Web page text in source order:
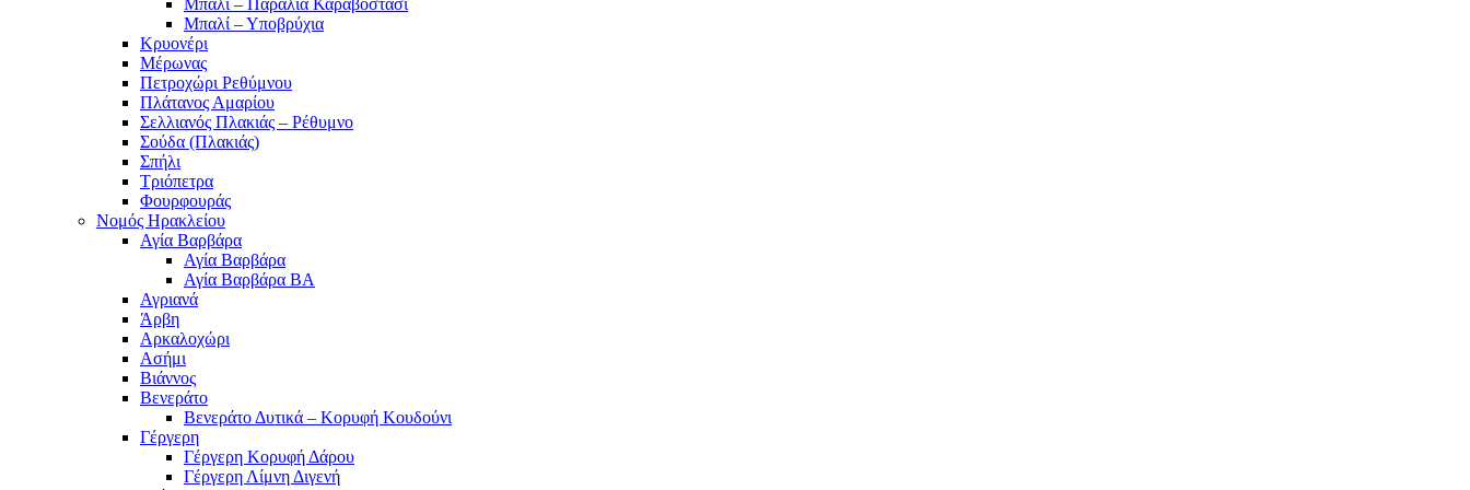
Μπαλί – Παραλία Καραβοστάσι
Μπαλί – Υποβρύχια
Κρυονέρι
Μέρωνας
Πετροχώρι Ρεθύμνου
Πλάτανος Αμαρίου
Σελλιανός Πλακιάς – Ρέθυμνο
Σούδα (Πλακιάς)
Σπήλι
Τριόπετρα
Φουρφουράς
Νομός Ηρακλείου
Αγία Βαρβάρα
Αγία Βαρβάρα
Αγία Βαρβάρα ΒΑ
Αγριανά
Άρβη
Αρκαλοχώρι
Ασήμι
Βιάννος
Βενεράτο
Βενεράτο Δυτικά – Κορυφή Κουδούνι
Γέργερη
Γέργερη Κορυφή Δάρου
Γέργερη Λίμνη Διγενή